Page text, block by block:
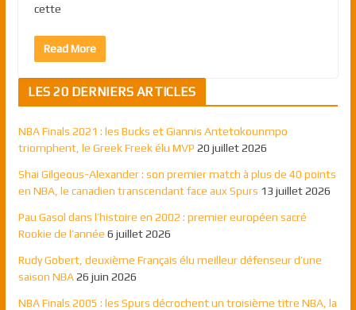
cette
Read More
LES 20 DERNIERS ARTICLES
NBA Finals 2021 : les Bucks et Giannis Antetokounmpo
triomphent, le Greek Freek élu MVP 20 juillet 2026
Shai Gilgeous-Alexander : son premier match à plus de 40 points
en NBA, le canadien transcendant face aux Spurs 13 juillet 2026
Pau Gasol dans l’histoire en 2002 : premier européen sacré
Rookie de l’année 6 juillet 2026
Rudy Gobert, deuxième Français élu meilleur défenseur d’une
saison NBA 26 juin 2026
NBA Finals 2005 : les Spurs décrochent un troisième titre NBA, la